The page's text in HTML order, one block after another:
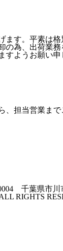
す。平素は格
為、出荷業
すようお願い申
、担当営業まで
千葉県市川
RIGHTS